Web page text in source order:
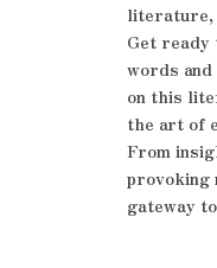
literature,
Get ready
words
on this
the art of
From
provoking
gateway